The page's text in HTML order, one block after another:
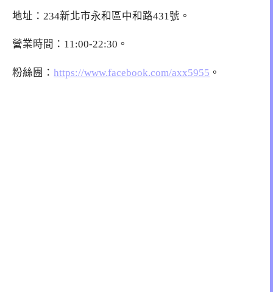
地址：234新北市永和區中和路431號。
營業時間：11:00-22:30。
粉絲團： https://www.facebook.com/axx5955 。